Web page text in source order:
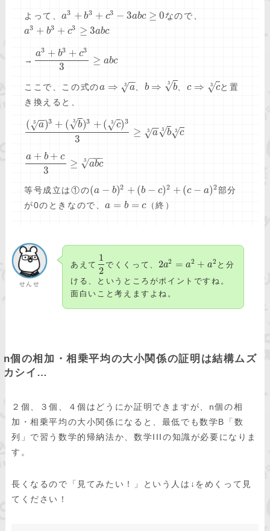
よって、a3 + b3 + c3 − 3abc ≥ 0なので、
a3 + b3 + c3 ≥ 3abc
→
a3 + b3 + c3
3
≥ abc
ここで、この式のa ⇒ a
−
−
√
3 、 b ⇒ b
√
3 、c ⇒ c
√
3
と置
き換えると、
( a
−
−
√
3 )3 + ( b
√
3 )3 + ( c
√
3 )3
3
≥ a
−
−
√
3 b
√
3 c
√
3
a + b + c
3
≥ abc
−−
−
√
3
等号成立は①の(a − b)2 + (b − c)2 + (c − a)2部分
が0のときなので、a = b = c（終）
せんせ
あえて
1
2
でくくって、 2a2 = a2 + a2 と分
ける、というところがポイントですね。
面白いこと考えますよね。
n個の相加・相乗平均の大小関係の証明は結構ムズ
カシイ…
２個、３個、４個はどうにか証明できますが、n個の相
加・相乗平均の大小関係になると、最低でも数学B「数
列」で習う数学的帰納法か、数学IIIの知識が必要になりま
す。
長くなるので「見てみたい！」という人は↓をめくって見
てください！